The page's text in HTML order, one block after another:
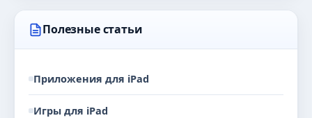
Полезные статьи
Приложения для iPad
Игры для iPad